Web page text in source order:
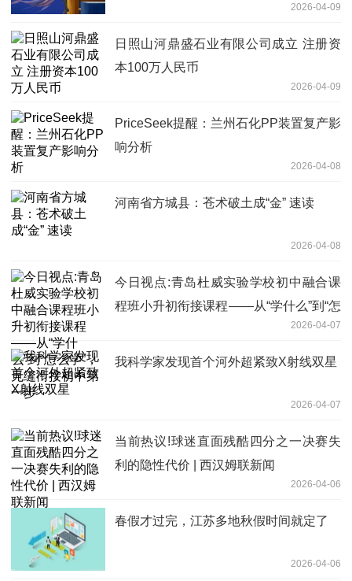
2026-04-09
日照山河鼎盛石业有限公司成立 注册资
本100万人民币
2026-04-09
PriceSeek提醒：兰州石化PP装置复产影
响分析
2026-04-08
河南省方城县：苍术破土成“金” 速读
2026-04-08
今日视点:青岛杜威实验学校初中融合课
程班小升初衔接课程——从“学什么”到“怎
2026-04-07
我科学家发现首个河外超紧致X射线双星
2026-04-07
当前热议!球迷直面残酷四分之一决赛失
利的隐性代价 | 西汉姆联新闻
2026-04-06
春假才过完，江苏多地秋假时间就定了
2026-04-06